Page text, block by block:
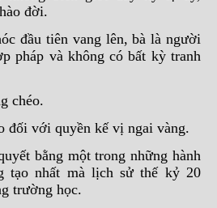
đời.
đầu tiên vang lên, bà là người
pháp và không có bất kỳ tranh
chéo.
đối với quyền kế vị ngai vàng.
bằng một trong những hành
tạo nhất mà lịch sử thế kỷ 20
trường học.